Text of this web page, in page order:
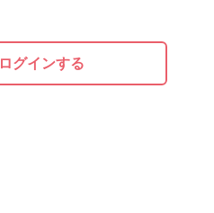
ログインする